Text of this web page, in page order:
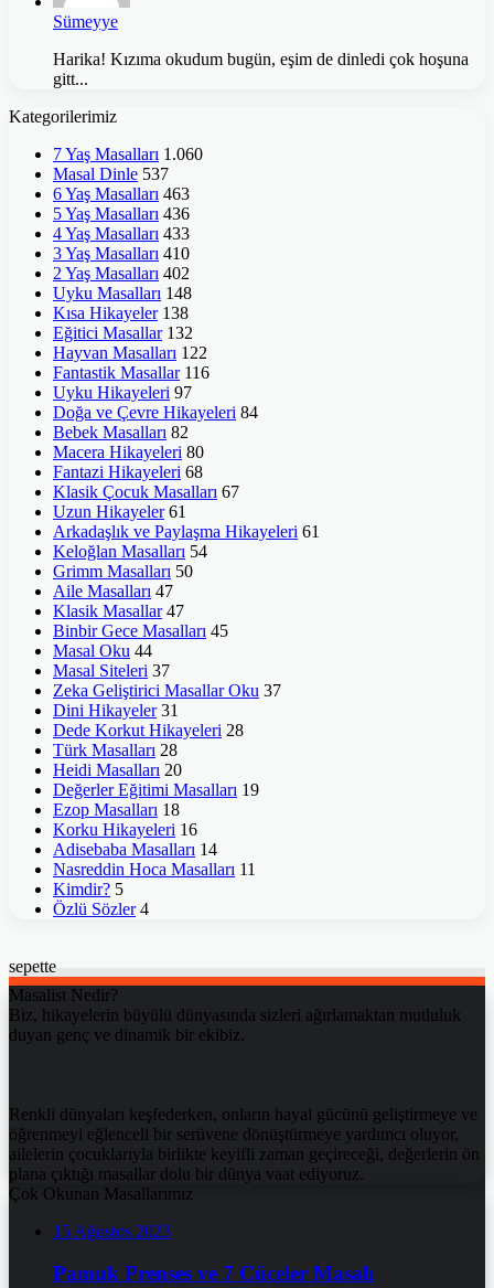
Sümeyye
Harika! Kızıma okudum bugün, eşim de dinledi çok hoşuna
gitt...
Kategorilerimiz
7 Yaş Masalları 1.060
Masal Dinle 537
6 Yaş Masalları 463
5 Yaş Masalları 436
4 Yaş Masalları 433
3 Yaş Masalları 410
2 Yaş Masalları 402
Uyku Masalları 148
Kısa Hikayeler 138
Eğitici Masallar 132
Hayvan Masalları 122
Fantastik Masallar 116
Uyku Hikayeleri 97
Doğa ve Çevre Hikayeleri 84
Bebek Masalları 82
Macera Hikayeleri 80
Fantazi Hikayeleri 68
Klasik Çocuk Masalları 67
Uzun Hikayeler 61
Arkadaşlık ve Paylaşma Hikayeleri 61
Keloğlan Masalları 54
Grimm Masalları 50
Aile Masalları 47
Klasik Masallar 47
Binbir Gece Masalları 45
Masal Oku 44
Masal Siteleri 37
Zeka Geliştirici Masallar Oku 37
Dini Hikayeler 31
Dede Korkut Hikayeleri 28
Türk Masalları 28
Heidi Masalları 20
Değerler Eğitimi Masalları 19
Ezop Masalları 18
Korku Hikayeleri 16
Adisebaba Masalları 14
Nasreddin Hoca Masalları 11
Kimdir? 5
Özlü Sözler 4
sepette
Masalist Nedir?
Biz, hikayelerin büyülü dünyasında sizleri ağırlamaktan mutluluk
duyan genç ve dinamik bir ekibiz.
Renkli dünyaları keşfederken, onların hayal gücünü geliştirmeye ve
öğrenmeyi eğlenceli bir serüvene dönüştürmeye yardımcı oluyor,
ailelerin çocuklarıyla birlikte keyifli zaman geçireceği, değerlerin ön
plana çıktığı masallar dolu bir dünya vaat ediyoruz.
Çok Okunan Masallarımız
15 Ağustos 2023
Pamuk Prenses ve 7 Cüceler Masalı